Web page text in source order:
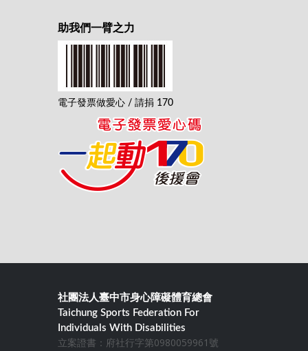
助我們一臂之力
電子發票做愛心 / 請捐 170
社團法人臺中市身心障礙體育總會
Taichung Sports Federation For
Individuals With Disabilities
立案證書：府社行字第0980059961號